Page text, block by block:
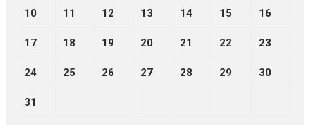
10 11 12 13 14 15 16
17 18 19 20 21 22 23
24 25 26 27 28 29 30
31